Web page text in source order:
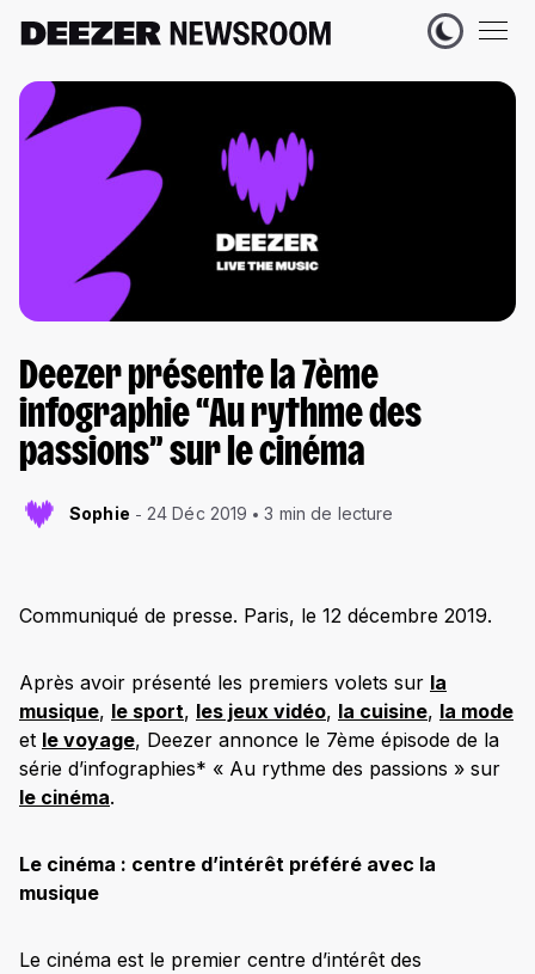
Deezer présente la 7ème
infographie “Au rythme des
passions” sur le cinéma
Sophie 24 Déc 2019 3 min de lecture
Communiqué de presse. Paris, le 12 décembre 2019.
Après avoir présenté les premiers volets sur la
musique, le sport, les jeux vidéo, la cuisine, la mode
et le voyage, Deezer annonce le 7ème épisode de la
série d’infographies* « Au rythme des passions » sur
le cinéma.
Le cinéma : centre d’intérêt préféré avec la
musique
Le cinéma est le premier centre d’intérêt des